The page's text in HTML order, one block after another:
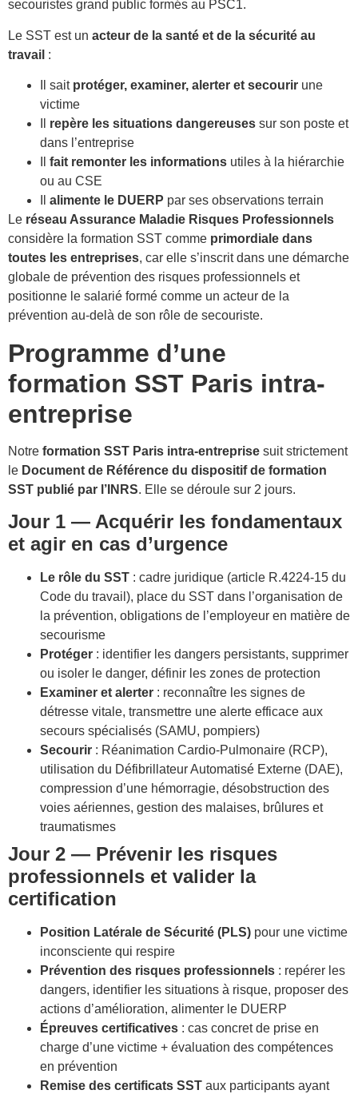
secouristes grand public formés au PSC1.
Le SST est un acteur de la santé et de la sécurité au
travail :
Il sait protéger, examiner, alerter et secourir une
victime
repère les situations dangereuses sur son poste et
dans l’entreprise
fait remonter les informations utiles à la hiérarchie
ou au CSE
alimente le DUERP par ses observations terrain
Le réseau Assurance Maladie Risques Professionnels
considère la formation SST comme primordiale dans
toutes les entreprises, car elle s’inscrit dans une démarche
globale de prévention des risques professionnels et
positionne le salarié formé comme un acteur de la
prévention au-delà de son rôle de secouriste.
Programme d’une
formation SST Paris intra-
entreprise
Notre formation SST Paris intra-entreprise suit strictement
le Document de Référence du dispositif de formation
SST publié par l’INRS. Elle se déroule sur 2 jours.
Jour 1 — Acquérir les fondamentaux
et agir en cas d’urgence
Le rôle du SST : cadre juridique (article R.4224-15 du
Code du travail), place du SST dans l’organisation de
la prévention, obligations de l’employeur en matière de
secourisme
Protéger : identifier les dangers persistants, supprimer
ou isoler le danger, définir les zones de protection
Examiner et alerter : reconnaître les signes de
détresse vitale, transmettre une alerte efficace aux
secours spécialisés (SAMU, pompiers)
Secourir : Réanimation Cardio-Pulmonaire (RCP),
utilisation du Défibrillateur Automatisé Externe (DAE),
compression d’une hémorragie, désobstruction des
voies aériennes, gestion des malaises, brûlures et
traumatismes
Jour 2 — Prévenir les risques
professionnels et valider la
certification
Position Latérale de Sécurité (PLS) pour une victime
inconsciente qui respire
Prévention des risques professionnels : repérer les
dangers, identifier les situations à risque, proposer des
actions d’amélioration, alimenter le DUERP
Épreuves certificatives : cas concret de prise en
charge d’une victime + évaluation des compétences
en prévention
Remise des certificats SST aux participants ayant